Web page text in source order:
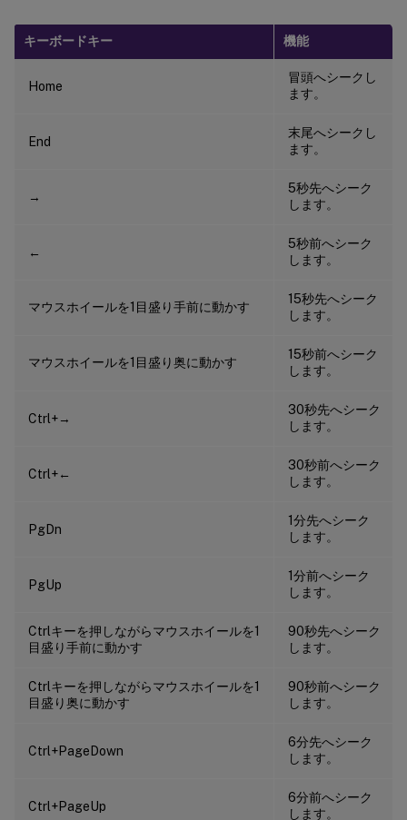
キーボードキー 機能
Home
冒頭へシークし
ます。
End
末尾へシークし
ます。
→
5秒先へシーク
します。
←
5秒前へシーク
します。
マウスホイールを1目盛り手前に動かす
15秒先へシーク
します。
マウスホイールを1目盛り奥に動かす
15秒前へシーク
します。
Ctrl+→
30秒先へシーク
します。
Ctrl+←
30秒前へシーク
します。
PgDn
1分先へシーク
します。
PgUp
1分前へシーク
します。
Ctrlキーを押しながらマウスホイールを1
目盛り手前に動かす
90秒先へシーク
します。
Ctrlキーを押しながらマウスホイールを1
目盛り奥に動かす
90秒前へシーク
します。
Ctrl+PageDown
6分先へシーク
します。
Ctrl+PageUp
6分前へシーク
します。